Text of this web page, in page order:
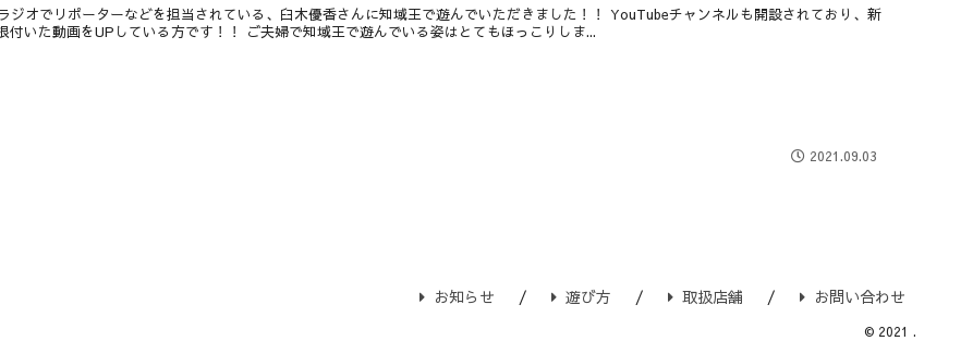
ジオでリポーターなどを担当されている、臼木優香さんに知域王で遊んでいただきました！！ YouTubeチャンネルも開設されており、新
付いた動画をUPしている方です！！ ご夫婦で知域王で遊んでいる姿はとてもほっこりしま...
2021.09.03
お知らせ 遊び方 取扱店舗 お問い合わせ
© 2021 .